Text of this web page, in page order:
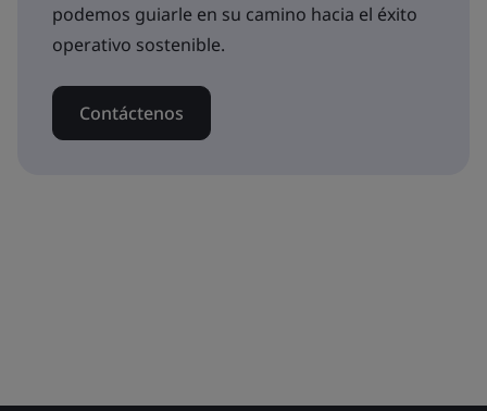
podemos guiarle en su camino hacia el éxito
operativo sostenible.
Contáctenos